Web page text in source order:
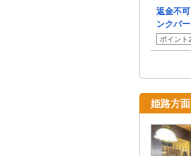
返金不
ンクバー
ポイント
姫路方